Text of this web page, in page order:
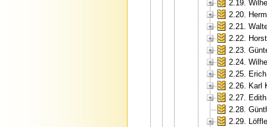
2.19.
2.20.
2.21.
2.22.
2.23.
2.24.
2.25.
2.26. Karl
2.27.
2.28.
2.29.